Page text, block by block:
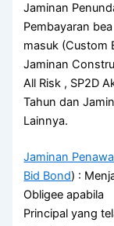
Jaminan
Pembayaran bea
masuk (Custom
Jaminan
All Risk , SP2D
Tahun dan
Lainnya.
Jaminan
Bid Bond) :
Obligee apabila
Principal yang